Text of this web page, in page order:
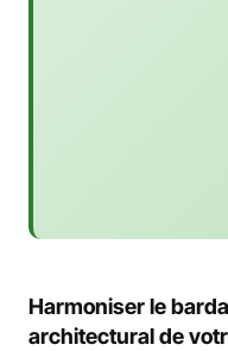
Harmoniser le
architectural de